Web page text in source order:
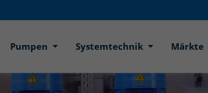
Pumpen Systemtechnik Märkte